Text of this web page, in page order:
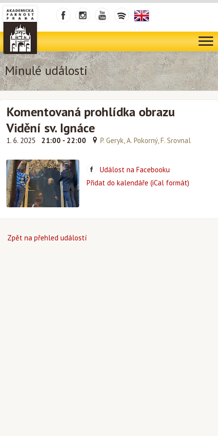
Minulé události
Komentovaná prohlídka obrazu
Vidění sv. Ignáce
1. 6. 2025 21:00 - 22:00 P. Geryk, A. Pokorný, F. Srovnal
Událost na Facebooku
Přidat do kalendáře (iCal formát)
Zpět na přehled událostí